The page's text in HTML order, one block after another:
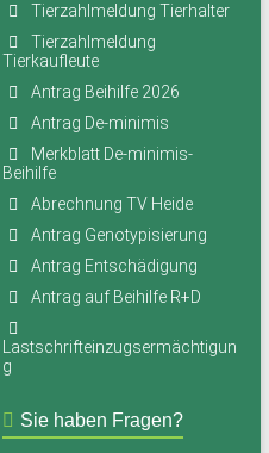
Tierzahlmeldung Tierhalter
Tierzahlmeldung
Tierkaufleute
Antrag Beihilfe 2026
Antrag De-minimis
Merkblatt De-minimis-
Beihilfe
Abrechnung TV Heide
Antrag Genotypisierung
Antrag Entschädigung
Antrag auf Beihilfe R+D
Lastschrifteinzugsermächtigun
g
Sie haben Fragen?